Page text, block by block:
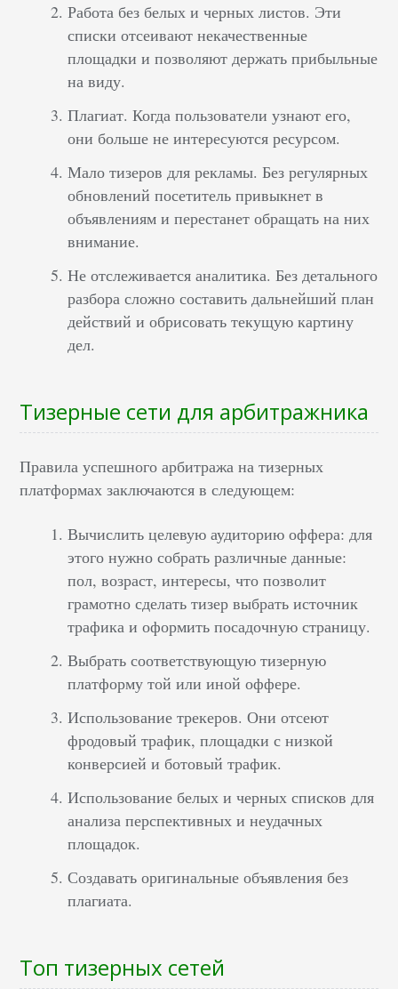
Работа без белых и черных листов. Эти
списки отсеивают некачественные
площадки и позволяют держать прибыльные
на виду.
Плагиат. Когда пользователи узнают его,
они больше не интересуются ресурсом.
Мало тизеров для рекламы. Без регулярных
обновлений посетитель привыкнет в
объявлениям и перестанет обращать на них
внимание.
Не отслеживается аналитика. Без детального
разбора сложно составить дальнейший план
действий и обрисовать текущую картину
дел.
Тизерные сети для арбитражника
Правила успешного арбитража на тизерных
платформах заключаются в следующем:
Вычислить целевую аудиторию оффера: для
этого нужно собрать различные данные:
пол, возраст, интересы, что позволит
грамотно сделать тизер выбрать источник
трафика и оформить посадочную страницу.
Выбрать соответствующую тизерную
платформу той или иной оффере.
Использование трекеров. Они отсеют
фродовый трафик, площадки с низкой
конверсией и ботовый трафик.
Использование белых и черных списков для
анализа перспективных и неудачных
площадок.
Создавать оригинальные объявления без
плагиата.
Топ тизерных сетей